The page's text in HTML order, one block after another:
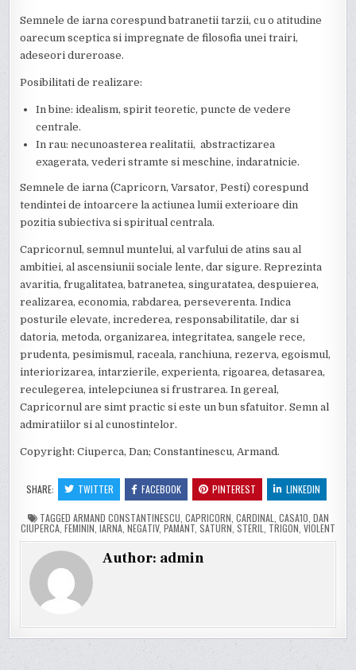
Semnele de iarna corespund batranetii tarzii, cu o atitudine
oarecum sceptica si impregnate de filosofia unei trairi,
adeseori dureroase.
Posibilitati de realizare:
In bine: idealism, spirit teoretic, puncte de vedere
centrale.
In rau: necunoasterea realitatii, abstractizarea
exagerata, vederi stramte si meschine, indaratnicie.
Semnele de iarna (Capricorn, Varsator, Pesti) corespund
tendintei de intoarcere la actiunea lumii exterioare din
pozitia subiectiva si spiritual centrala.
Capricornul, semnul muntelui, al varfului de atins sau al
ambitiei, al ascensiunii sociale lente, dar sigure. Reprezinta
avaritia, frugalitatea, batranetea, singuratatea, despuierea,
realizarea, economia, rabdarea, perseverenta. Indica
posturile elevate, increderea, responsabilitatile, dar si
datoria, metoda, organizarea, integritatea, sangele rece,
prudenta, pesimismul, raceala, ranchiuna, rezerva, egoismul,
interiorizarea, intarzierile, experienta, rigoarea, detasarea,
reculegerea, intelepciunea si frustrarea. In gereal,
Capricornul are simt practic si este un bun sfatuitor. Semn al
admiratiilor si al cunostintelor.
Copyright: Ciuperca, Dan; Constantinescu, Armand.
SHARE: TWITTER FACEBOOK PINTEREST LINKEDIN
TAGGED ARMAND CONSTANTINESCU CAPRICORN CARDINAL CASA10 DAN
CIUPERCA FEMININ IARNA NEGATIV, PAMANT SATURN, STERIL TRIGON VIOLENT
Author: admin